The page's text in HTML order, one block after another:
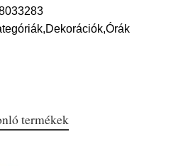
termékek